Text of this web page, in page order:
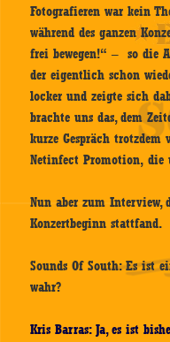
Fotografieren war kein
während des ganzen
frei bewegen!“ – so die
der eigentlich schon
locker und zeigte sich
brachte uns das, dem
kurze Gespräch
Netinfect Promotion, die
Nun aber zum Interview,
Konzertbeginn stattfand.
Sounds Of South: Es ist
wahr?
Kris Barras: Ja, es ist